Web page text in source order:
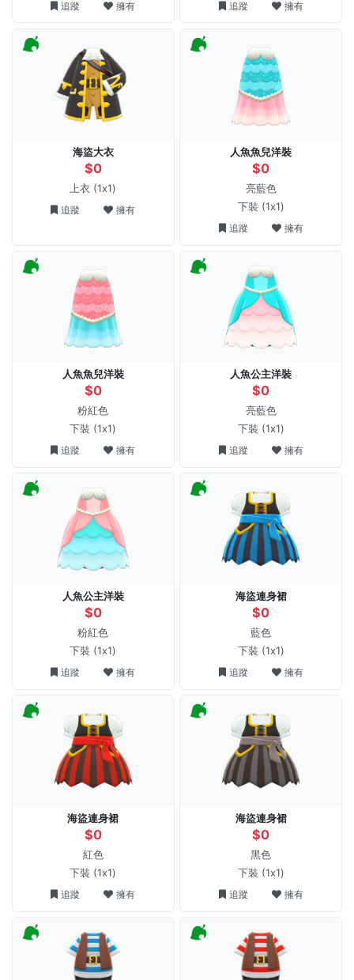
追蹤 擁有 追蹤 擁有
海盜大衣
$0
上衣 (1x1)
追蹤 擁有
人魚魚兒洋裝
$0
亮藍色
下裝 (1x1)
追蹤 擁有
人魚魚兒洋裝
$0
粉紅色
下裝 (1x1)
追蹤 擁有
人魚公主洋裝
$0
亮藍色
下裝 (1x1)
追蹤 擁有
人魚公主洋裝
$0
粉紅色
下裝 (1x1)
追蹤 擁有
海盜連身裙
$0
藍色
下裝 (1x1)
追蹤 擁有
海盜連身裙
$0
紅色
下裝 (1x1)
追蹤 擁有
海盜連身裙
$0
黑色
下裝 (1x1)
追蹤 擁有